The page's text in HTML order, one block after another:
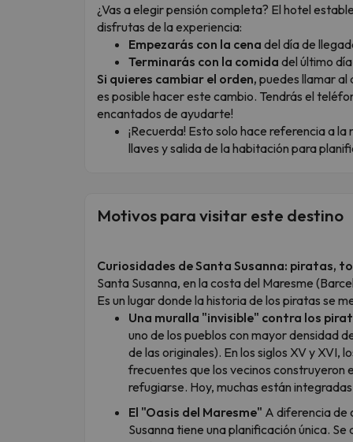
¿Vas a elegir pensión completa? El hotel
disfrutas de la experiencia:
Empezarás con la cena del día de
Terminarás con la comida del último
Si quieres cambiar el orden, puedes llamar al
es posible hacer este cambio. Tendrás el
encantados de ayudarte!
¡Recuerda! Esto solo hace referencia a
llaves y salida de la habitación para
Motivos para visitar este destino
Curiosidades de Santa Susanna: piratas,
Santa Susanna, en la costa del Maresme
Es un lugar donde la historia de los piratas se
Una muralla "invisible" contra los
uno de los pueblos con mayor densidad
de las originales). En los siglos XV y XVI,
frecuentes que los vecinos construyeron
refugiarse. Hoy, muchas están
El "Oasis del Maresme" A diferencia de
Susanna tiene una planificación única.